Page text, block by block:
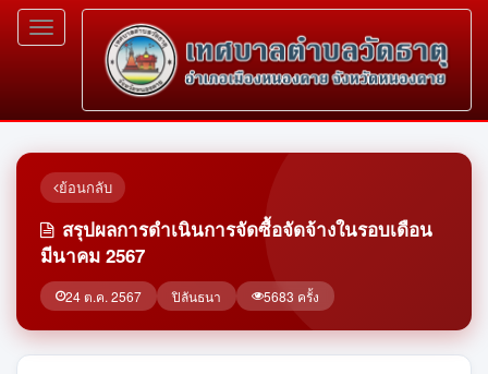
Toggle
navigation
ย้อนกลับ
สรุปผลการดำเนินการจัดซื้อจัดจ้างในรอบเดือน
มีนาคม 2567
24 ต.ค. 2567 ปิลันธนา 5683 ครั้ง